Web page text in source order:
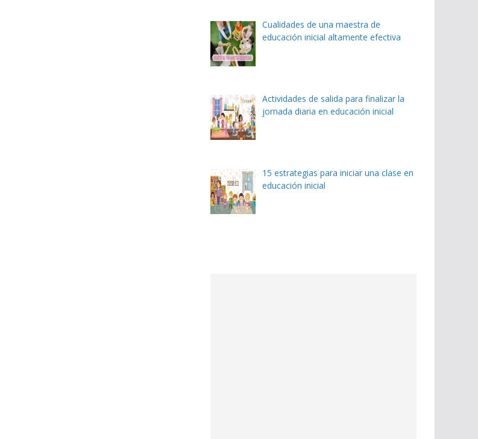
Cualidades de una maestra de
educación inicial altamente efectiva
Actividades de salida para finalizar la
jornada diaria en educación inicial
15 estrategias para iniciar una clase en
educación inicial